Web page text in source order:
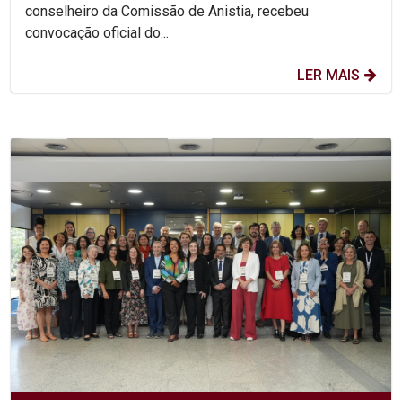
conselheiro da Comissão de Anistia, recebeu
convocação oficial do...
LER MAIS